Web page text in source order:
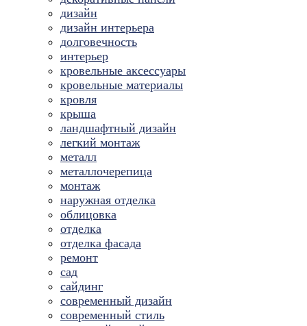
дизайн
дизайн интерьера
долговечность
интерьер
кровельные аксессуары
кровельные материалы
кровля
крыша
ландшафтный дизайн
легкий монтаж
металл
металлочерепица
монтаж
наружная отделка
облицовка
отделка
отделка фасада
ремонт
сад
сайдинг
современный дизайн
современный стиль